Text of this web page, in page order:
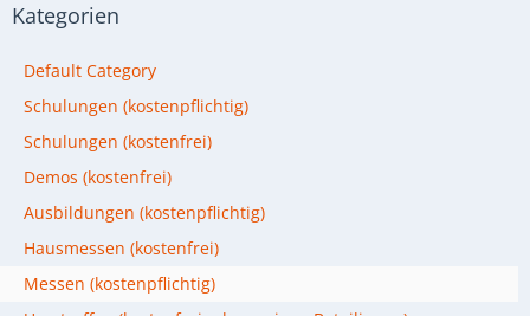
Kategorien
Default Category
Schulungen (kostenpflichtig)
Schulungen (kostenfrei)
Demos (kostenfrei)
Ausbildungen (kostenpflichtig)
Hausmessen (kostenfrei)
Messen (kostenpflichtig)